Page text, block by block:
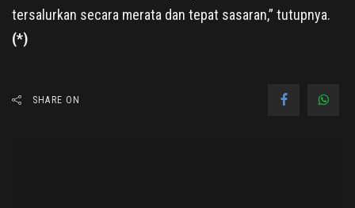
tersalurkan secara merata dan tepat sasaran,” tutupnya.
(*)
SHARE ON